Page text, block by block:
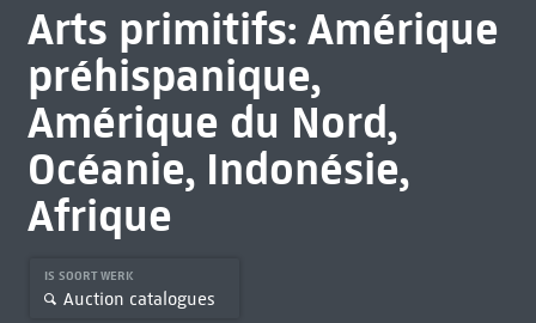
Arts primitifs: Amérique
préhispanique,
Amérique du Nord,
Océanie, Indonésie,
Afrique
IS SOORT WERK
Auction catalogues